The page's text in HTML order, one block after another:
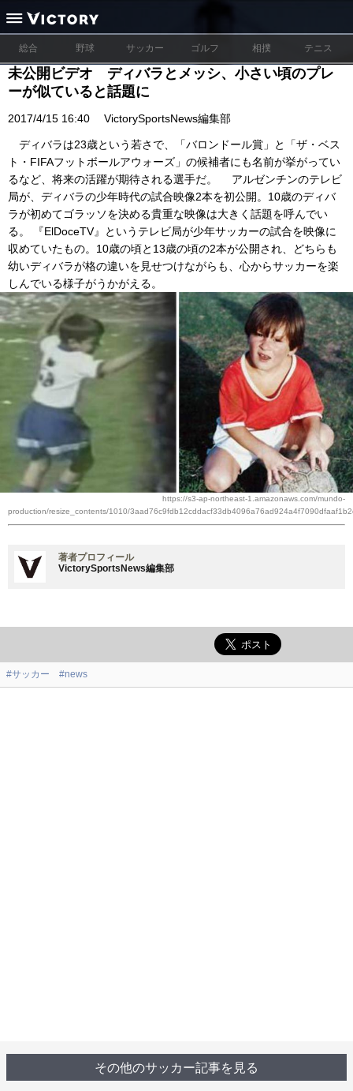
総合 野球 サッカー ゴルフ 相撲 テニス
未公開ビデオ ディバラとメッシ、小さい頃のプレ
ーが似ていると話題に
2017/4/15 16:40 VictorySportsNews編集部
ディバラは23歳という若さで、「バロンドール賞」と「ザ・ベス
ト・FIFAフットボールアウォーズ」の候補者にも名前が挙がってい
るなど、将来の活躍が期待される選手だ。 アルゼンチンのテレビ
局が、ディバラの少年時代の試合映像2本を初公開。10歳のディバ
ラが初めてゴラッソを決める貴重な映像は大きく話題を呼んでい
る。 『ElDoceTV』というテレビ局が少年サッカーの試合を映像に
収めていたもの。10歳の頃と13歳の頃の2本が公開され、どちらも
幼いディバラが格の違いを見せつけながらも、心からサッカーを楽
しんでいる様子がうかがえる。
https://s3-ap-northeast-1.amazonaws.com/mundo-
production/resize_contents/1010/
著者プロフィール
VictorySportsNews編集部
#サッカー #news
その他のサッカー記事を見る